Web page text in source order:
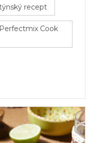
recept
Cook